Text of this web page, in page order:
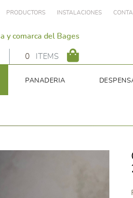
PRODUCTORS INSTALACIONES
y comarca del Bages
0 ITEMS
PANADERIA